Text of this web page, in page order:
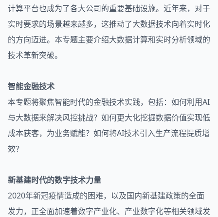
计算平台也成为了各大公司的重要基础设施。近年来，对于
实时要求的场景越来越多，这推动了大数据技术向着实时化
的方向迈进。本专题主要介绍大数据计算和实时分析领域的
技术革新突破。
智能金融技术
本专题将聚焦智能时代的金融技术实践，包括：如何利用AI
与大数据来解决风控挑战？如何更大化挖掘数据价值实现低
成本获客，为业务赋能？如何将AI技术引入生产流程提质增
效？
新基建时代的数字技术力量
2020年新冠疫情造成的困难，以及国内新基建政策的全面
发力，正全面加速着数字产业化、产业数字化等相关领域发